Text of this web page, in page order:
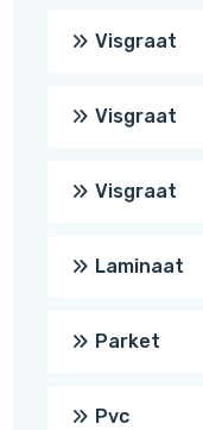
Visgraat
Visgraat
Visgraat
Laminaat
Parket
Pvc